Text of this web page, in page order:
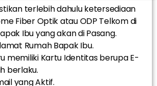
terlebih dahulu ketersediaan
Fiber Optik atau ODP Telkom di
Ibu yang akan di Pasang.
Rumah Bapak Ibu.
memiliki Kartu Identitas berupa E-
berlaku.
yang Aktif.